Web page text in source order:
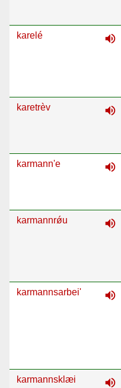
karelé volume_up
karetrèv volume_up
karmann'e volume_up
karmannrǿu volume_up
karmannsarbei' volume_up
karmannsklæi volume_up